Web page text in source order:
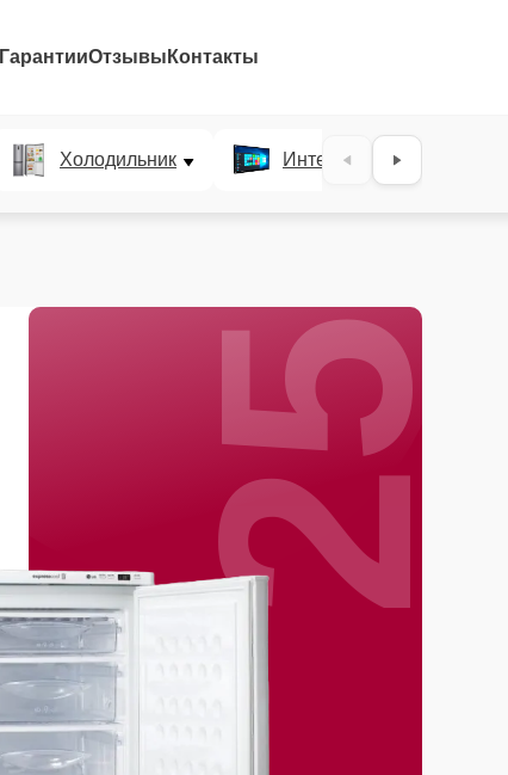
ГарантииОтзывы Контакты
Холодильник Интерактивные панели
25%